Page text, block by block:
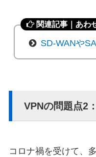
関連記事｜あわ
SD-WANや
VPNの問題点2
コロナ禍を受けて、